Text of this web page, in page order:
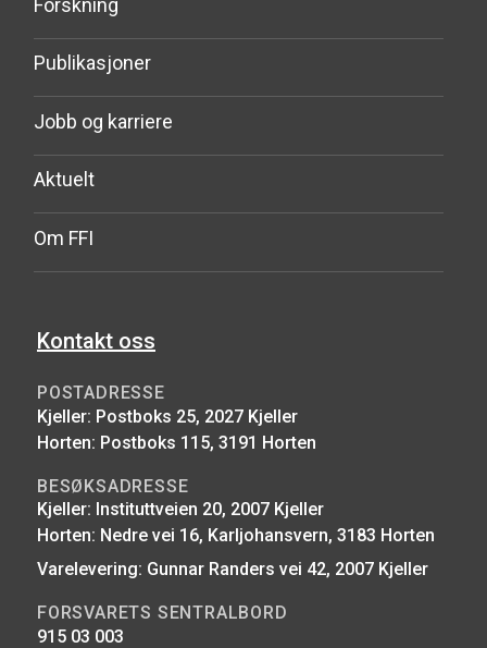
Publikasjoner
Jobb og karriere
Aktuelt
Om FFI
Kontakt oss
POSTADRESSE
Kjeller: Postboks 25, 2027 Kjeller
Horten: Postboks 115, 3191 Horten
BESØKSADRESSE
Kjeller: Instituttveien 20, 2007 Kjeller
Horten: Nedre vei 16, Karljohansvern, 3183 Horten
Varelevering: Gunnar Randers vei 42, 2007 Kjeller
FORSVARETS SENTRALBORD
915 03 003